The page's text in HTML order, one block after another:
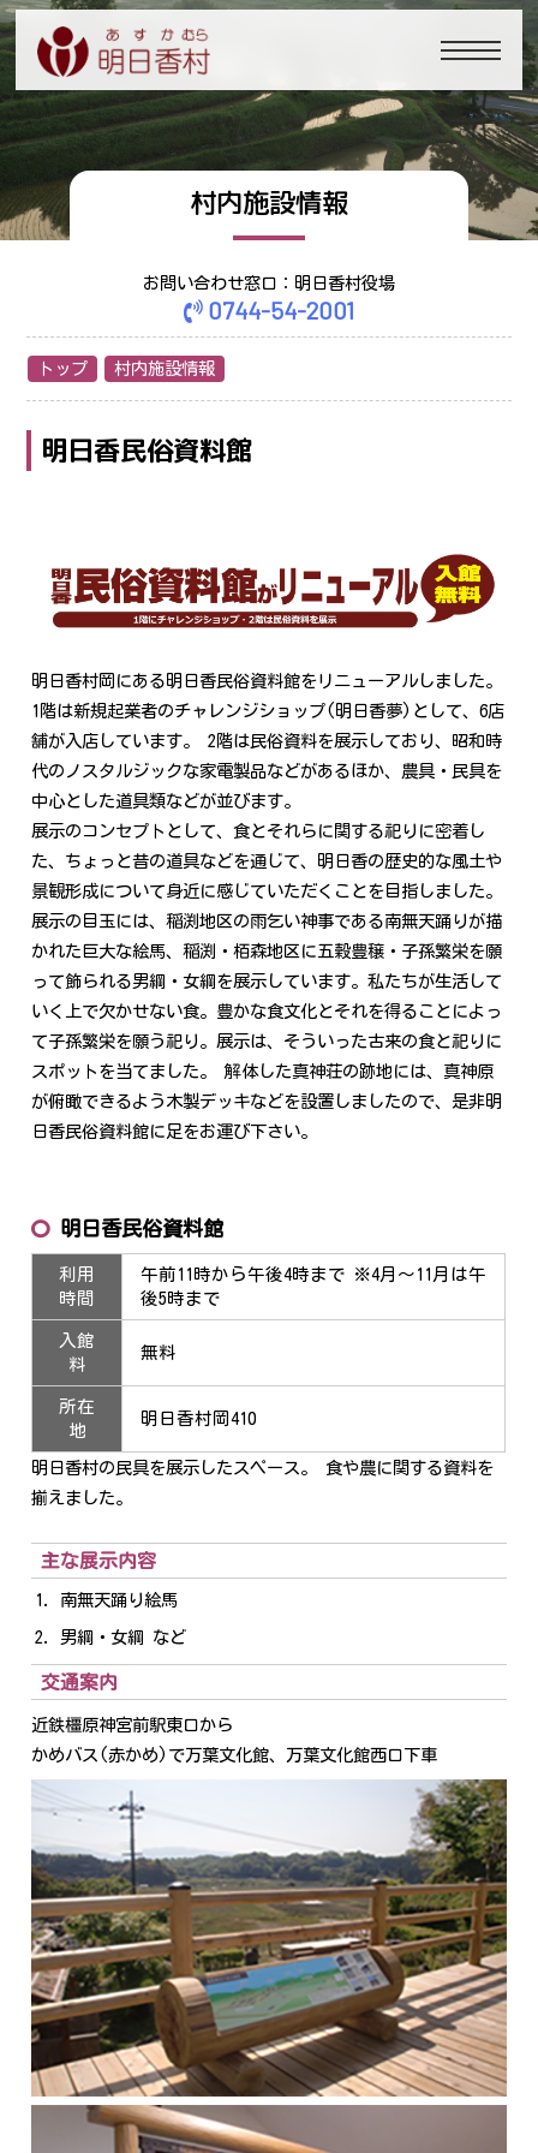
村内施設情報
お問い合わせ窓口：明日香村役場
0744-54-2001
トップ 村内施設情報
明日香民俗資料館
明日香村岡にある明日香民俗資料館をリニューアルしました。
1階は新規起業者のチャレンジショップ(明日香夢)として、6店
舗が入店しています。 2階は民俗資料を展示しており、昭和時
代のノスタルジックな家電製品などがあるほか、農具・民具を
中心とした道具類などが並びます。
展示のコンセプトとして、食とそれらに関する祀りに密着し
た、ちょっと昔の道具などを通じて、明日香の歴史的な風土や
景観形成について身近に感じていただくことを目指しました。
展示の目玉には、稲渕地区の雨乞い神事である南無天踊りが描
かれた巨大な絵馬、稲渕・栢森地区に五穀豊穣・子孫繁栄を願
って飾られる男綱・女綱を展示しています。私たちが生活して
いく上で欠かせない食。豊かな食文化とそれを得ることによっ
て子孫繁栄を願う祀り。展示は、そういった古来の食と祀りに
スポットを当てました。 解体した真神荘の跡地には、真神原
が俯瞰できるよう木製デッキなどを設置しましたので、是非明
日香民俗資料館に足をお運び下さい。
明日香民俗資料館
利用
時間
午前11時から午後4時まで ※4月～11月は午
後5時まで
入館
料
無料
所在
地
明日香村岡410
明日香村の民具を展示したスペース。 食や農に関する資料を
揃えました。
主な展示内容
南無天踊り絵馬
男綱・女綱 など
交通案内
近鉄橿原神宮前駅東口から
かめバス(赤かめ)で万葉文化館、万葉文化館西口下車